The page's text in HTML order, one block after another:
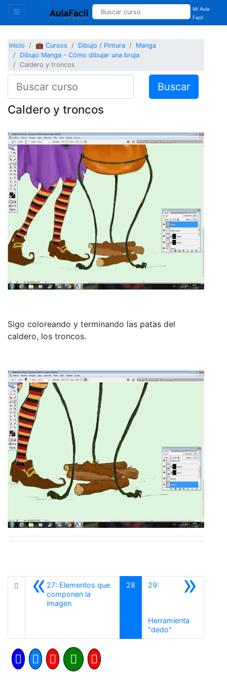
Mi Aula
Facil
Inicio 💼 Cursos Dibujo / Pintura
Manga
Dibujo Manga - Cómo dibujar una bruja
Caldero y troncos
Buscar
Caldero y troncos
Sigo coloreando y terminando las patas del
caldero, los troncos.
«27: Elementos que
componen la
imagenAnterior
28 »
29:
Herramienta
"dedo"Siguiente